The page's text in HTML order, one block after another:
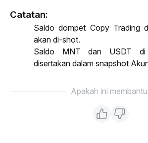
Catatan:
Saldo dompet Copy Trading
akan di-shot.
Saldo MNT dan USDT di
disertakan dalam snapshot
Apakah ini